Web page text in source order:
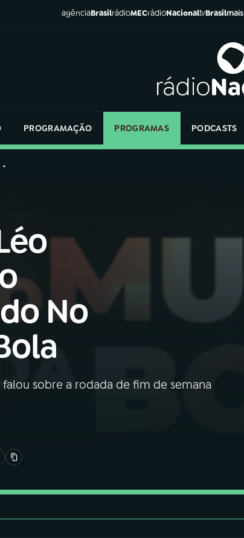
agênciaBrasilrádioMECrádioNacionaltvBrasilmais
PROGRAMAÇÃO PROGRAMAS PODCASTS
No
falou sobre a rodada de fim de semana